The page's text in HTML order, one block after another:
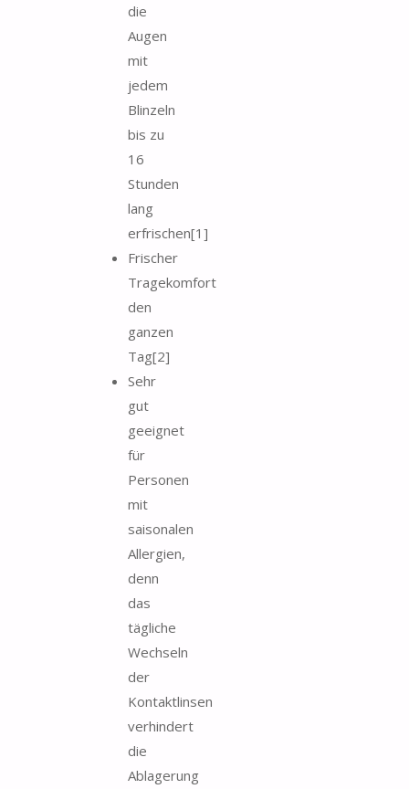
die
Augen
mit
jedem
Blinzeln
bis zu
16
Stunden
lang
erfrischen[1]
Frischer
Tragekomfort
den
ganzen
Tag[2]
Sehr
gut
geeignet
für
Personen
mit
saisonalen
Allergien,
denn
das
tägliche
Wechseln
der
Kontaktlinsen
verhindert
die
Ablagerung